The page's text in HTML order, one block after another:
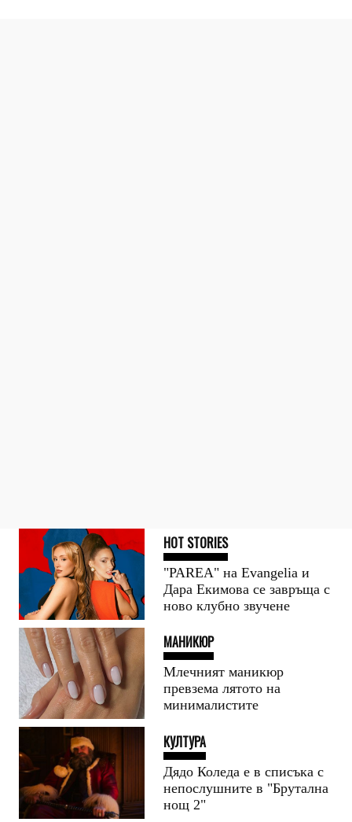
HOT STORIES
"PARЕA" на Evangelia и
Дара Екимова се завръща с
МАНИКЮР
Млечният маникюр
превзема лятото на
КУЛТУРА
Дядо Коледа е в списъка с
непослушните в "Брутална